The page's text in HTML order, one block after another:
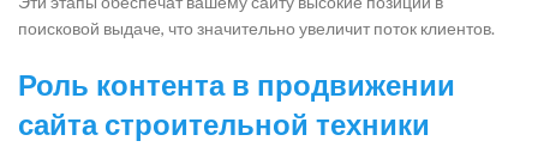
поисковой выдаче, что значительно увеличит поток клиентов.
Роль контента в продвижении
сайта строительной техники